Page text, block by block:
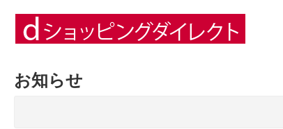
お知らせ